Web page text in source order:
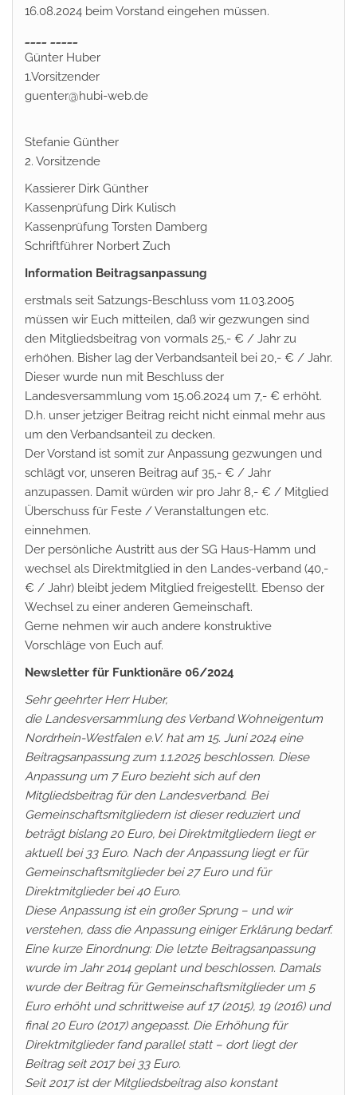
16.08.2024 beim Vorstand eingehen müssen.
Günter Huber
1.Vorsitzender
guenter@hubi-web.de
Stefanie Günther
2. Vorsitzende
Kassierer Dirk Günther
Kassenprüfung Dirk Kulisch
Kassenprüfung Torsten Damberg
Schriftführer Norbert Zuch
Information Beitragsanpassung
erstmals seit Satzungs-Beschluss vom 11.03.2005
müssen wir Euch mitteilen, daß wir gezwungen sind
den Mitgliedsbeitrag von vormals 25,- € / Jahr zu
erhöhen. Bisher lag der Verbandsanteil bei 20,- € / Jahr.
Dieser wurde nun mit Beschluss der
Landesversammlung vom 15.06.2024 um 7,- € erhöht.
D.h. unser jetziger Beitrag reicht nicht einmal mehr aus
um den Verbandsanteil zu decken.
Der Vorstand ist somit zur Anpassung gezwungen und
schlägt vor, unseren Beitrag auf 35,- € / Jahr
anzupassen. Damit würden wir pro Jahr 8,- € / Mitglied
Überschuss für Feste / Veranstaltungen etc.
einnehmen.
Der persönliche Austritt aus der SG Haus-Hamm und
wechsel als Direktmitglied in den Landes-verband (40,-
€ / Jahr) bleibt jedem Mitglied freigestellt. Ebenso der
Wechsel zu einer anderen Gemeinschaft.
Gerne nehmen wir auch andere konstruktive
Vorschläge von Euch auf.
Newsletter für Funktionäre 06/2024
Sehr geehrter Herr Huber,
die Landesversammlung des Verband Wohneigentum
Nordrhein-Westfalen e.V. hat am 15. Juni 2024 eine
Beitragsanpassung zum 1.1.2025 beschlossen. Diese
Anpassung um 7 Euro bezieht sich auf den
Mitgliedsbeitrag für den Landesverband. Bei
Gemeinschaftsmitgliedern ist dieser reduziert und
beträgt bislang 20 Euro, bei Direktmitgliedern liegt er
aktuell bei 33 Euro. Nach der Anpassung liegt er für
Gemeinschaftsmitglieder bei 27 Euro und für
Direktmitglieder bei 40 Euro.
Diese Anpassung ist ein großer Sprung – und wir
verstehen, dass die Anpassung einiger Erklärung bedarf.
Eine kurze Einordnung: Die letzte Beitragsanpassung
wurde im Jahr 2014 geplant und beschlossen. Damals
wurde der Beitrag für Gemeinschaftsmitglieder um 5
Euro erhöht und schrittweise auf 17 (2015), 19 (2016) und
final 20 Euro (2017) angepasst. Die Erhöhung für
Direktmitglieder fand parallel statt – dort liegt der
Beitrag seit 2017 bei 33 Euro.
Seit 2017 ist der Mitgliedsbeitrag also konstant